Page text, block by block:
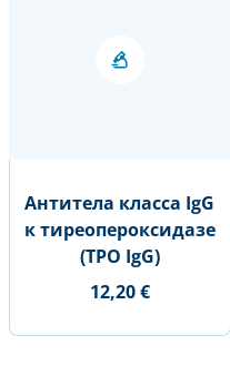
Антитела класса IgG
к тиреопероксидазе
(TPO IgG)
12,20 €